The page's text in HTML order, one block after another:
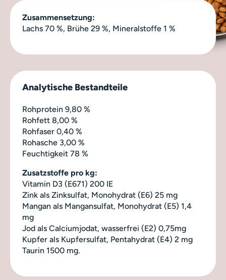
Zusammensetzung:
Lachs 70 %, Brühe 29 %, Mineralstoffe 1 %
Analytische Bestandteile
Rohprotein 9,80 %
Rohfett 8,00 %
Rohfaser 0,40 %
Rohasche 3,00 %
Feuchtigkeit 78 %
Zusatzstoffe pro kg:
Vitamin D3 (E671) 200 IE
Zink als Zinksulfat, Monohydrat (E6) 25 mg
Mangan als Mangansulfat, Monohydrat (E5) 1,4
mg
Jod als Calciumjodat, wasserfrei (E2) 0,75mg
Kupfer als Kupfersulfat, Pentahydrat (E4) 2 mg
Taurin 1500 mg.